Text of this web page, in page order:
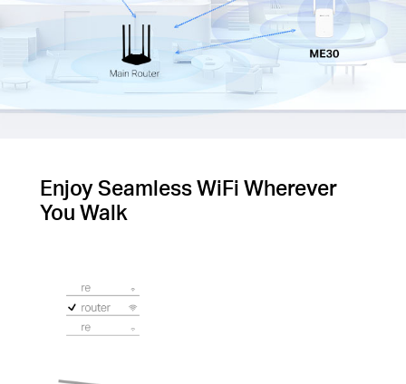
Enjoy Seamless WiFi Wherever
You Walk